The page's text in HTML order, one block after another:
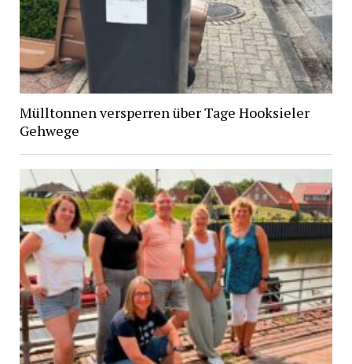
Mülltonnen versperren über Tage Hooksieler
Gehwege